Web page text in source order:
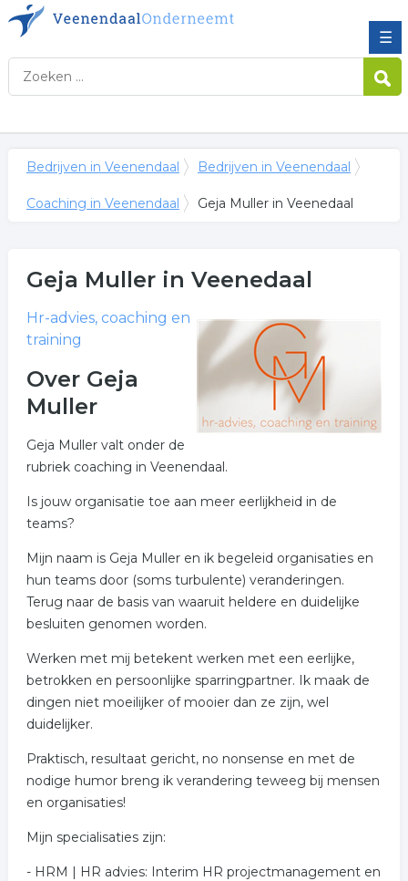
☰
Bedrijven in Veenendaal Bedrijven in Veenendaal
Coaching in Veenendaal Geja Muller in Veenedaal
Geja Mullerin Veenedaal
Hr-advies, coaching en
training
Over Geja
Muller
Geja Muller valt onder de
rubriek coaching in Veenendaal.
Is jouw organisatie toe aan meer eerlijkheid in de
teams?
Mijn naam is Geja Muller en ik begeleid organisaties en
hun teams door (soms turbulente) veranderingen.
Terug naar de basis van waaruit heldere en duidelijke
besluiten genomen worden.
Werken met mij betekent werken met een eerlijke,
betrokken en persoonlijke sparringpartner. Ik maak de
dingen niet moeilijker of mooier dan ze zijn, wel
duidelijker.
Praktisch, resultaat gericht, no nonsense en met de
nodige humor breng ik verandering teweeg bij mensen
en organisaties!
Mijn specialisaties zijn:
- HRM | HR advies: Interim HR projectmanagement en